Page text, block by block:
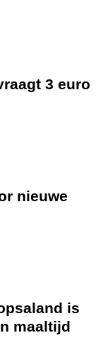
3 euro
nieuwe
is
maaltijd